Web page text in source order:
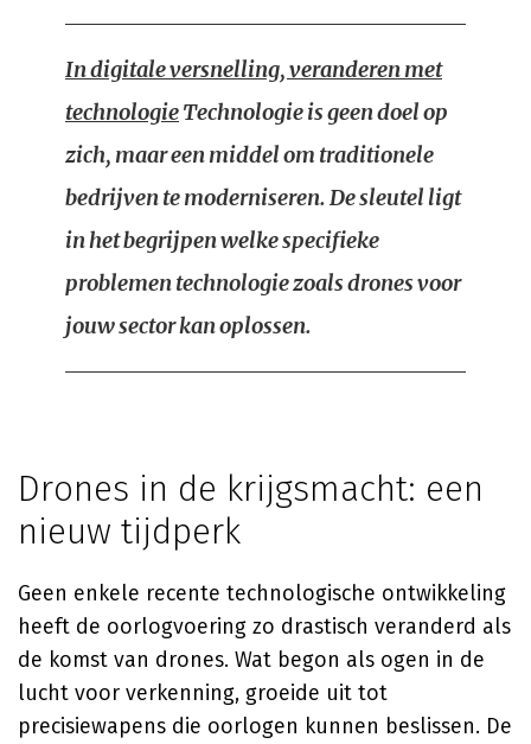
In digitale versnelling, veranderen met
technologieTechnologie is geen doel op
zich, maar een middel om traditionele
bedrijven te moderniseren. De sleutel ligt
in het begrijpen welke specifieke
problemen technologie zoals drones voor
jouw sector kan oplossen.
Drones in de krijgsmacht: een
nieuw tijdperk
Geen enkele recente technologische ontwikkeling
heeft de oorlogvoering zo drastisch veranderd als
de komst van drones. Wat begon als ogen in de
lucht voor verkenning, groeide uit tot
precisiewapens die oorlogen kunnen beslissen. De